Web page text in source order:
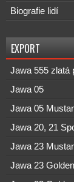
Biografie lidí
EXPORT
Jawa 555 zlatá
Jawa 05
Jawa 05
Jawa 20, 21
Jawa 23
Jawa 23